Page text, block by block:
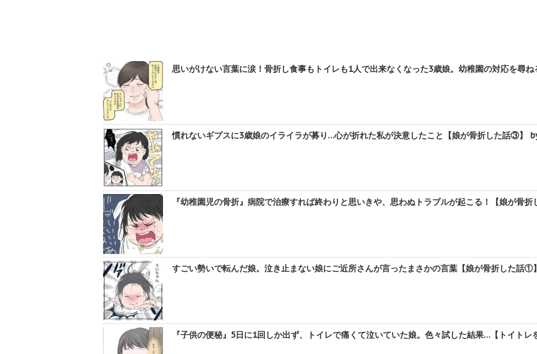
思いがけない言葉に涙！骨折し食事もトイレも1人で出来なくなった3歳娘。幼稚園の対応を尋
慣れないギプスに3歳娘のイライラが募り…心が折れた私が決意したこと【娘が骨折した話③】
『幼稚園児の骨折』病院で治療すれば終わりと思いきや、思わぬトラブルが起こる！【娘が骨
すごい勢いで転んだ娘。泣き止まない娘にご近所さんが言ったまさかの言葉【娘が骨折した話①
『子供の便秘』5日に1回しか出ず、トイレで痛くて泣いていた娘。色々試した結果…【トイト